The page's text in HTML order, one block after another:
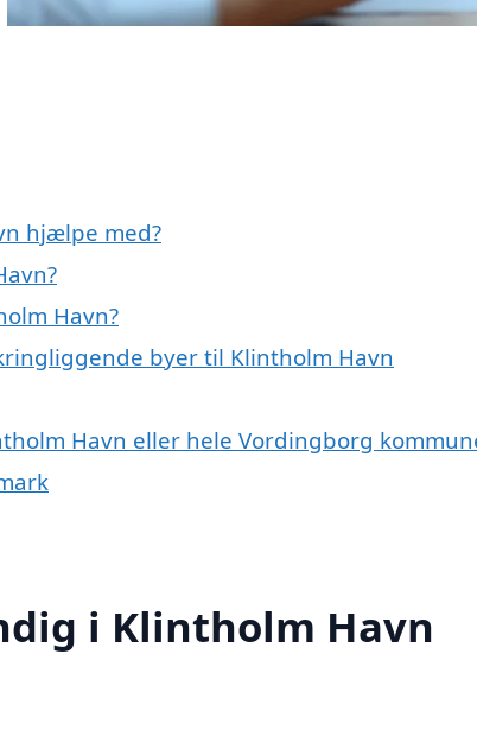
hjælpe med?
Havn?
byer til Klintholm Havn
Havn eller hele Vordingborg
i Klintholm Havn